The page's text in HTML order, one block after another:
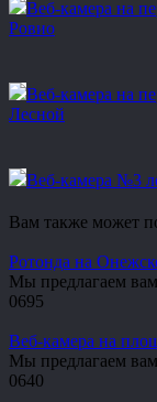
Веб-камера на
Ровио
Веб-камера на
Лесной
Веб-камера №3
Вам также может
Ротонда на
Мы предлагаем
0695
Веб-камера на
Мы предлагаем
0640